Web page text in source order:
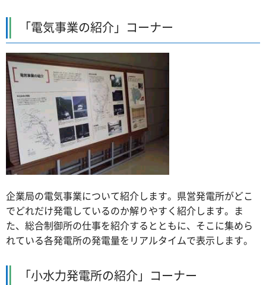
「電気事業の紹介」コーナー
企業局の電気事業について紹介します。県営発電所がどこ
でどれだけ発電しているのか解りやすく紹介します。ま
た、総合制御所の仕事を紹介するとともに、そこに集めら
れている各発電所の発電量をリアルタイムで表示します。
「小水力発電所の紹介」コーナー